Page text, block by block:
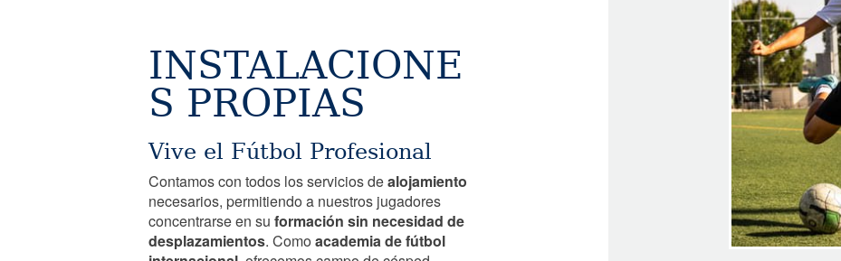
INSTALACIONE
S PROPIAS
Vive el Fútbol Profesional
Contamos con todos los servicios dealojamiento
necesarios, permitiendo a nuestros jugadores
concentrarse en su formación sin necesidad de
desplazamientos. Como academia de fútbol